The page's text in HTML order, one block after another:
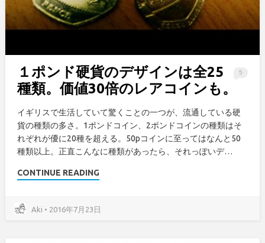
5
１ポンド硬貨のデザインは全25
種類。価値30倍のレアコインも。
イギリスで生活していて驚くことの一つが、流通している硬
貨の種類の多さ。1ポンドコイン、2ポンドコインの種類はそ
れぞれが優に20種を超える。50pコインに至ってはなんと50
種類以上。正直こんなに種類があったら、それっぽいデ…
CONTINUE READING
Aki • 2016年7月23日